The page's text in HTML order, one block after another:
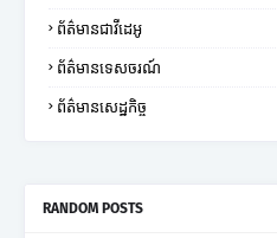
ព័ត៌មានជាវីដេអូ
ព័ត៌មានទេសចរណ៍
ព័ត៌មានសេដ្ឋកិច្ច
RANDOM POSTS